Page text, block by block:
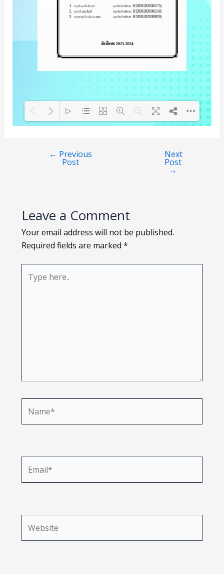
← Previous
Post
Next
Post
→
Leave a Comment
Your email address will not be published.
Required fields are marked *
here..